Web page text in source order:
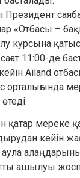
Президент
«Отбасы –
курсына
11:00-де
кейін Ailand
орталығында
қатар мереке
кейін
аула
ашылуы